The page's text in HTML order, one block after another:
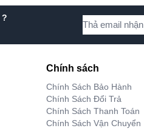
Chính sách
Chính Sách Bảo Hành
Chính Sách Đổi Trả
Chính Sách Thanh Toán
Chính Sách Vận Chuyển